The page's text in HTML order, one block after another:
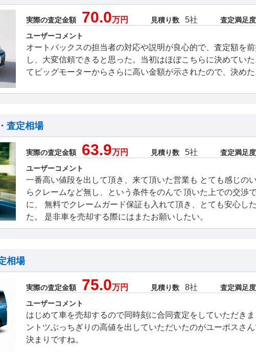
実際の査定金額 70.0万円 見積り数 5社 査定満足度
ユーザーコメント
オートバックスの担当者の対応や説明が良心的で、査定額を
し、大変信頼できると思った。当初はほぼこちらに決めてい
てビッグモーターからさらに高い金額が示されたので、決めた
査定相場
実際の査定金額 63.9万円 見積り数 5社 査定満足度
ユーザーコメント
一番高い値段を出して頂き、来て頂いた営業も とても感じの
らクレームなど無し、という条件をのんで 頂いた上での交渉
に、 無料でクレームガード保証も入れて頂き、とても安心し
た。 是非車を売却する際にはまたお願いしたい。
相場
実際の査定金額 75.0万円 見積り数 8社 査定満足度
ユーザーコメント
はじめて車を売却するので同時刻に合同査定をしていただき
ントツぶっちぎりの高値を出していただいたのがユーポスさ
決まりですね。